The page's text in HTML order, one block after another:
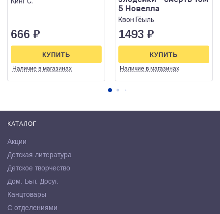
666 ₽
Наличие в магазинах
КУПИТЬ
5 Новелла
Квон Гёыль
1493 ₽
Наличие в магазинах
КУПИТЬ
КАТАЛОГ
Акции
Детская литература
Детское творчество
Дом. Быт. Досуг.
Канцтовары
С отделениями